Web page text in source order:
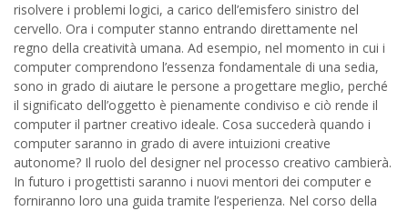
risolvere i problemi logici, a carico dell’emisfero sinistro del
cervello. Ora i computer stanno entrando direttamente nel
regno della creatività umana. Ad esempio, nel momento in cui i
computer comprendono l’essenza fondamentale di una sedia,
sono in grado di aiutare le persone a progettare meglio, perché
il significato dell’oggetto è pienamente condiviso e ciò rende il
computer il partner creativo ideale. Cosa succederà quando i
computer saranno in grado di avere intuizioni creative
autonome? Il ruolo del designer nel processo creativo cambierà.
In futuro i progettisti saranno i nuovi mentori dei computer e
forniranno loro una guida tramite l’esperienza. Nel corso della